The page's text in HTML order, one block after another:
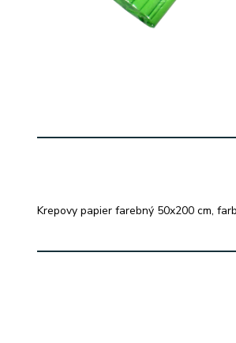
Krepovy papier farebný 50x200 cm,